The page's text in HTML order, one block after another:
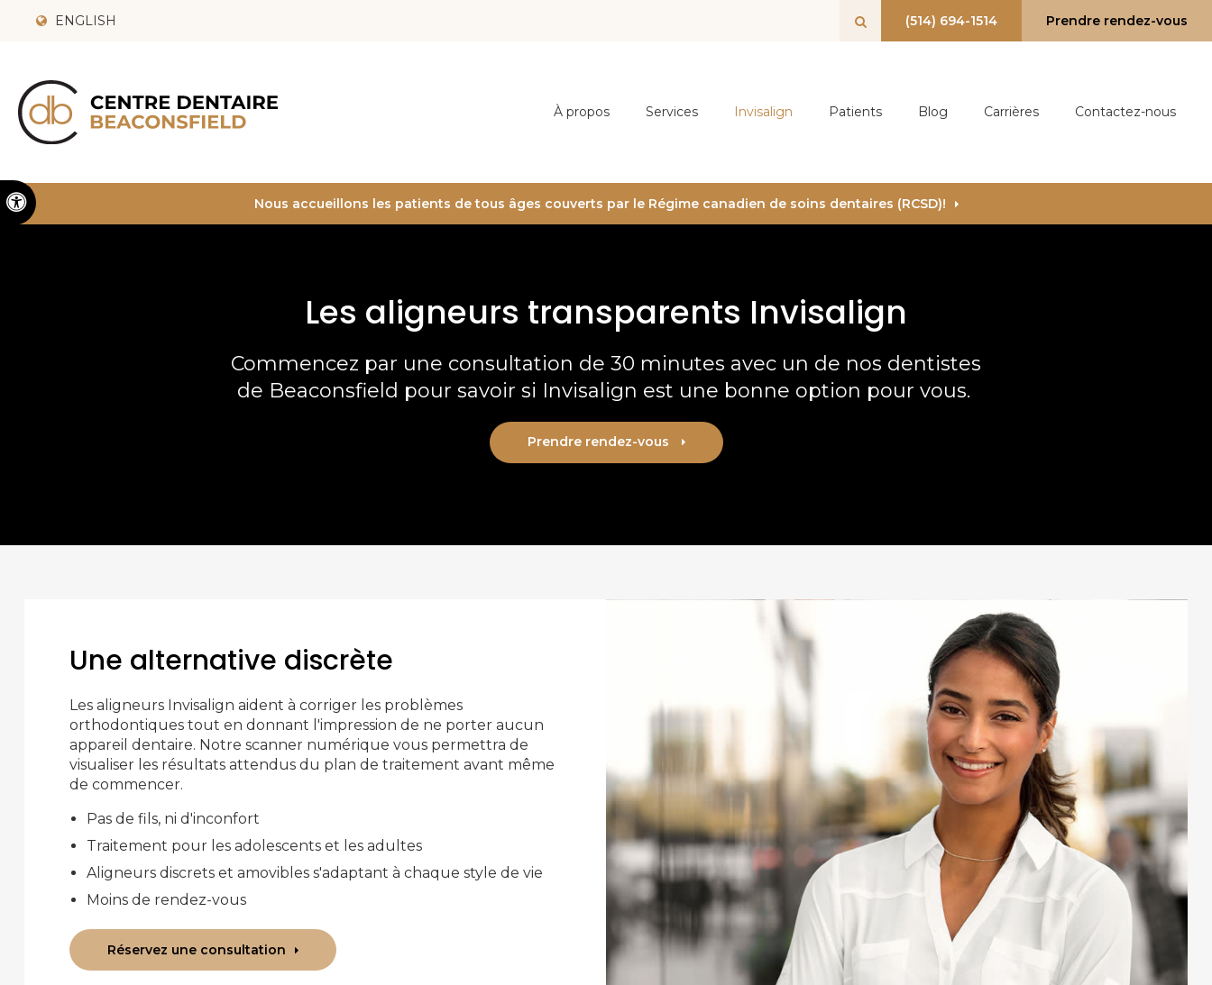
Version accessible
ENGLISH Ouvrir le champ de recherche
(514) 694-1514 Prendre rendez-vous
À propos Services Invisalign Patients Blog Carrières Contactez-nous
Nous accueillons les patients de tous âges couverts par le Régime canadien de soins dentaires (RCSD)!
Les aligneurs transparents Invisalign
Commencez par une consultation de 30 minutes avec un de nos dentistes
de Beaconsfield pour savoir si Invisalign est une bonne option pour vous.
Prendre rendez-vous
Une alternative discrète
Les aligneurs Invisalign aident à corriger les problèmes
orthodontiques tout en donnant l'impression de ne porter aucun
appareil dentaire. Notre scanner numérique vous permettra de
visualiser les résultats attendus du plan de traitement avant même
de commencer.
Pas de fils, ni d'inconfort
Traitement pour les adolescents et les adultes
Aligneurs discrets et amovibles s'adaptant à chaque style de vie
Moins de rendez-vous
Réservez une consultation